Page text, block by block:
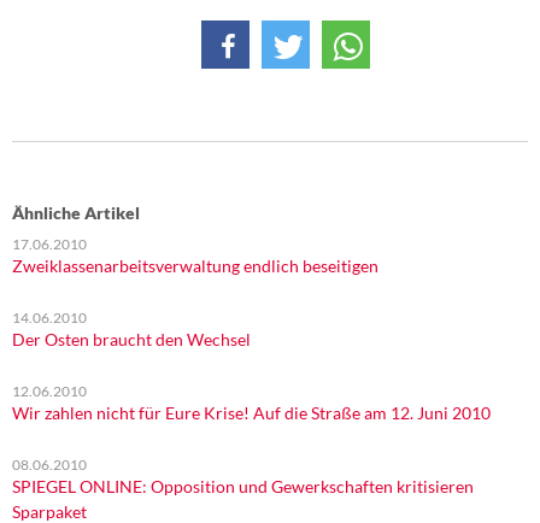
Rosa-Luxemburg-Stiftung
Kontakt
Ähnliche Artikel
17.06.2010
Zweiklassenarbeitsverwaltung endlich beseitigen
14.06.2010
Der Osten braucht den Wechsel
12.06.2010
Wir zahlen nicht für Eure Krise! Auf die Straße am 12. Juni 2010
08.06.2010
SPIEGEL ONLINE: Opposition und Gewerkschaften kritisieren
Sparpaket